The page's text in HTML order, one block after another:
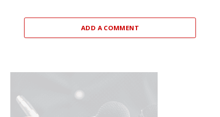
ADD A COMMENT